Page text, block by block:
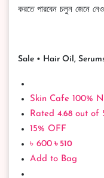
করতে পারবেন চলুন জেনে
Sale • Hair Oil,
Skin Cafe 100%
Rated 4.68 out of
15% OFF
৳ 600 ৳ 510
Add to Bag